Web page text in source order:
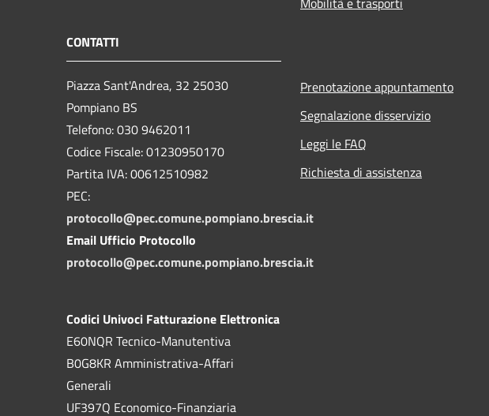
CONTATTI
Piazza Sant'Andrea, 32 25030
Pompiano BS
Telefono: 030 9462011
Codice Fiscale: 01230950170
Partita IVA: 00612510982
PEC:
protocollo@pec.comune.pompiano.brescia.it
Email Ufficio Protocollo
protocollo@pec.comune.pompiano.brescia.it
Codici Univoci Fatturazione Elettronica
E60NQR Tecnico-Manutentiva
B0G8KR Amministrativa-Affari
Generali
UF397Q Economico-Finanziaria
Prenotazione appuntamento
Segnalazione disservizio
Leggi le FAQ
Richiesta di assistenza